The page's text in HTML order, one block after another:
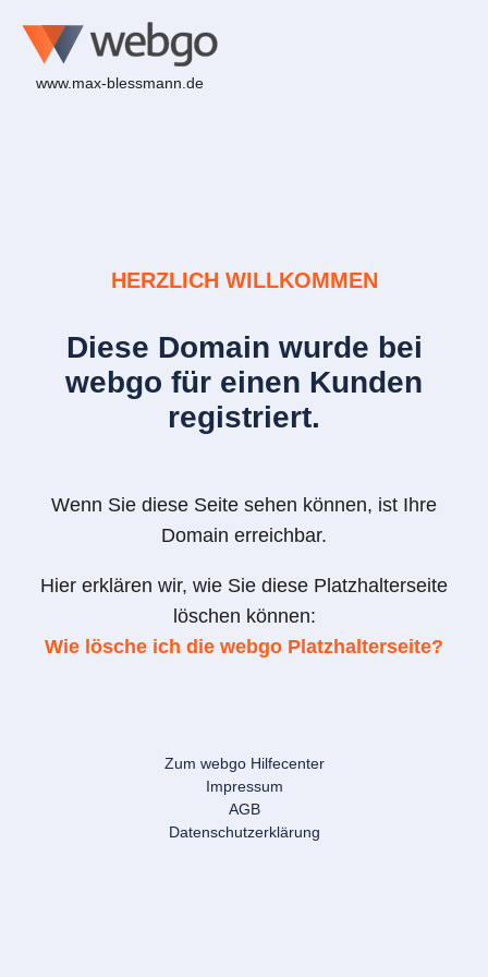
www.max-blessmann.de
HERZLICH WILLKOMMEN
Diese Domain wurde bei
webgo für einen Kunden
registriert.
Wenn Sie diese Seite sehen können, ist Ihre
Domain erreichbar.
Hier erklären wir, wie Sie diese Platzhalterseite
löschen können:
Wie lösche ich die webgo Platzhalterseite?
Zum webgo Hilfecenter
Impressum
AGB
Datenschutzerklärung